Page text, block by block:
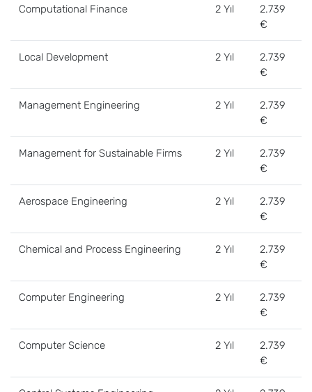
Computational Finance 2 Yıl
2.739
€
Local Development 2 Yıl
2.739
€
Management Engineering 2 Yıl
2.739
€
Management for Sustainable Firms 2 Yıl
2.739
€
Aerospace Engineering 2 Yıl
2.739
€
Chemical and Process Engineering 2 Yıl
2.739
€
Computer Engineering 2 Yıl
2.739
€
Computer Science 2 Yıl
2.739
€